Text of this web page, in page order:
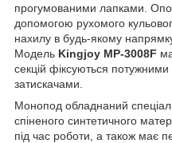
прогумованими лапками.
допомогою рухомого
нахилу в будь-якому
Модель Kingjoy MP-3008F
секцій фіксуються
затискачами.
Монопод обладнаний
спіненого синтетичного
під час роботи, а також має